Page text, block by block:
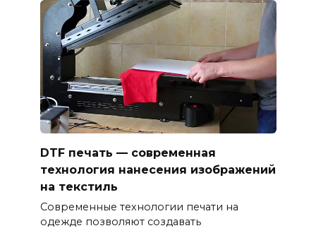
DTF печать — современная
технология нанесения изображений
на текстиль
Современные технологии печати на
одежде позволяют создавать